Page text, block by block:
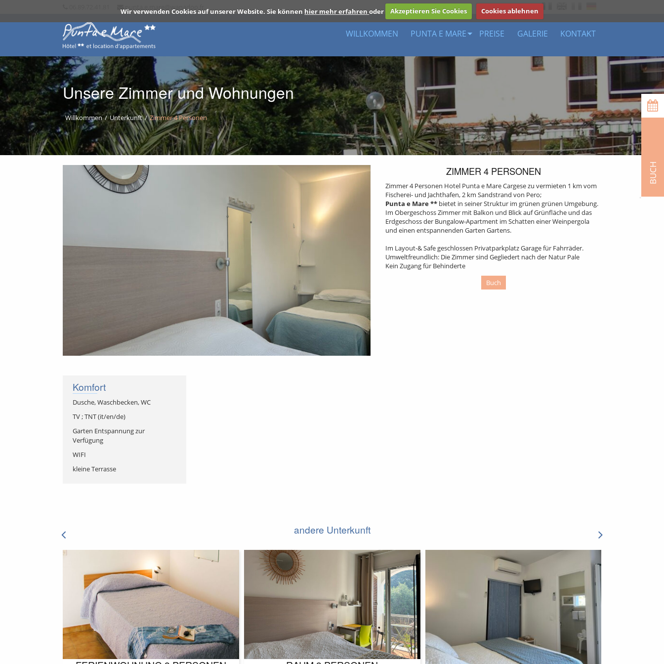
Wir verwenden Cookies auf unserer Website. Sie können hier mehr erfahrenoder Akzeptieren Sie Cookies Cookies ablehnen
BACK
BUCH
punta.e.mare@wanadoo.fr
WILLKOMMEN PUNTA E MARE PREISE GALERIE KONTAKT
Unsere Zimmer und Wohnungen
Willkommen Unterkunft Zimmer 4 Personen
ZIMMER 4 PERSONEN
Zimmer 4 Personen Hotel Punta e Mare Cargese zu vermieten 1 km vom
Fischerei- und Jachthafen, 2 km Sandstrand von Pero;
Punta e Mare ** bietet in seiner Struktur im grünen grünen Umgebung.
Im Obergeschoss Zimmer mit Balkon und Blick auf Grünfläche und das
Erdgeschoss der Bungalow-Apartment im Schatten einer Weinpergola
und einen entspannenden Garten Gartens.
Im Layout-& Safe geschlossen Privatparkplatz Garage für Fahrräder.
Umweltfreundlich: Die Zimmer sind Gegliedert nach der Natur Pale
Kein Zugang für Behinderte
Buch
Komfort
Dusche, Waschbecken, WC
TV ; TNT (it/en/de)
Garten Entspannung zur
Verfügung
WIFI
kleine Terrasse
andere Unterkunft